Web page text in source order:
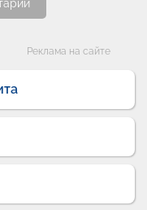
Реклама на сайте